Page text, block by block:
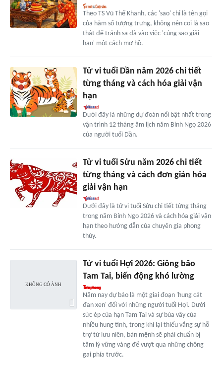
Theo TS Vũ Thế Khanh, các 'sao' chỉ là tên gọi
của hàm số tượng trưng, không nên coi là sao
thật để tránh sa đà vào việc 'cúng sao giải
hạn' một cách mơ hồ.
Tử vi tuổi Dần năm 2026 chi tiết
từng tháng và cách hóa giải vận
hạn
Dưới đây là những dự đoán nổi bật nhất trong
vận trình 12 tháng âm lịch năm Bính Ngọ 2026
của người tuổi Dần.
Tử vi tuổi Sửu năm 2026 chi tiết
từng tháng và cách đơn giản hóa
giải vận hạn
Dưới đây là tử vi tuổi Sửu chi tiết từng tháng
trong năm Bính Ngọ 2026 và cách hóa giải vận
hạn theo hướng dẫn của chuyên gia phong
thủy.
Tử vi tuổi Hợi 2026: Giông bão
Tam Tai, biến động khó lường
Năm nay dự báo là một giai đoạn 'hung cát
đan xen' đối với những người tuổi Hợi. Dưới
sức ép của hạn Tam Tai và sự bủa vây của
nhiều hung tinh, trong khi lại thiếu vắng sự hỗ
trợ từ lưu niên, bản mệnh sẽ phải chuẩn bị
tâm lý vững vàng để vượt qua những chông
gai phía trước.